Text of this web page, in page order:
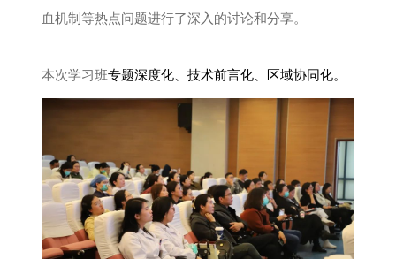
血机制等热点问题进行了深入的讨论和分享。
本次学习班专题深度化、技术前言化、区域协同化。